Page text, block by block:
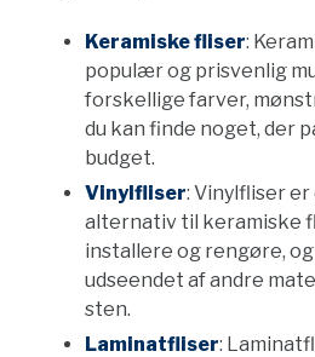
Keramiske fliser:
populær og prisvenlig
forskellige farver,
du kan finde noget, der
budget.
Vinylfliser: Vinylfliser
alternativ til keramiske
installere og rengøre,
udseendet af andre
sten.
Laminatfliser: